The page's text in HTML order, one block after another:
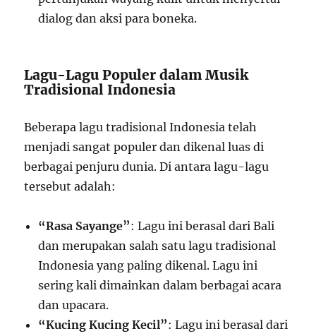
dialog dan aksi para boneka.
Lagu-Lagu Populer dalam Musik
Tradisional Indonesia
Beberapa lagu tradisional Indonesia telah
menjadi sangat populer dan dikenal luas di
berbagai penjuru dunia. Di antara lagu-lagu
tersebut adalah:
“Rasa Sayange”: Lagu ini berasal dari Bali
dan merupakan salah satu lagu tradisional
Indonesia yang paling dikenal. Lagu ini
sering kali dimainkan dalam berbagai acara
dan upacara.
“Kucing Kucing Kecil”: Lagu ini berasal dari